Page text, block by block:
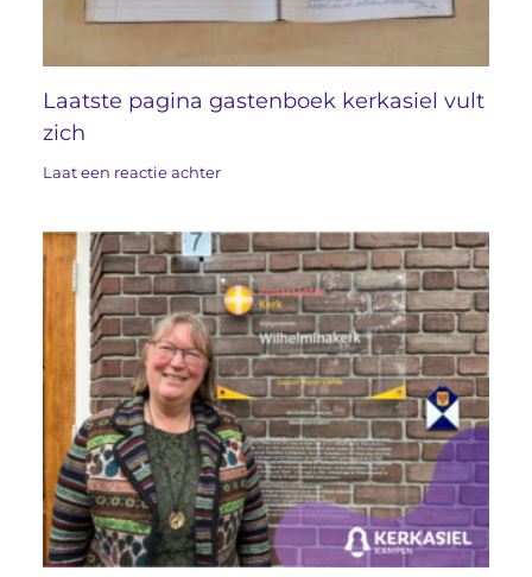
Laatste pagina gastenboek kerkasiel vult
zich
Laat een reactie achter